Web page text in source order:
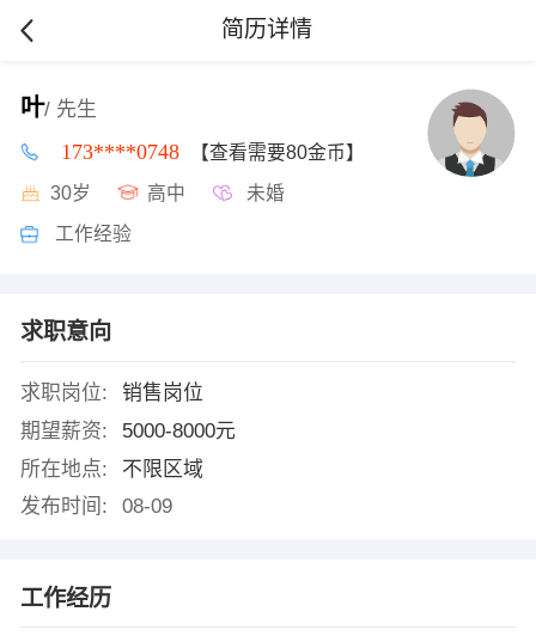
简历详情
叶/ 先生
173****0748 【查看需要80金币】
30岁 高中 未婚
工作经验
求职意向
求职岗位:
销售岗位
期望薪资:
5000-8000元
所在地点:
不限区域
发布时间:
08-09
工作经历